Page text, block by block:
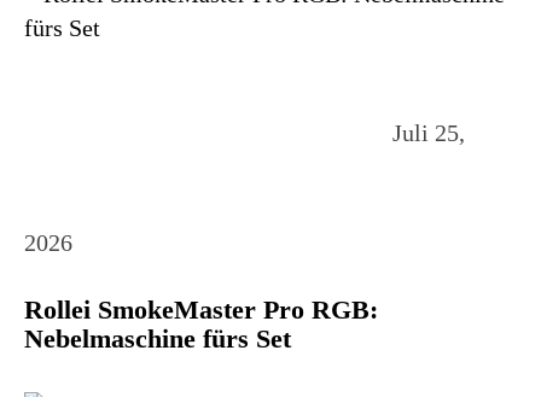
Juli 25,
2026
Rollei SmokeMaster Pro RGB:
Nebelmaschine fürs Set